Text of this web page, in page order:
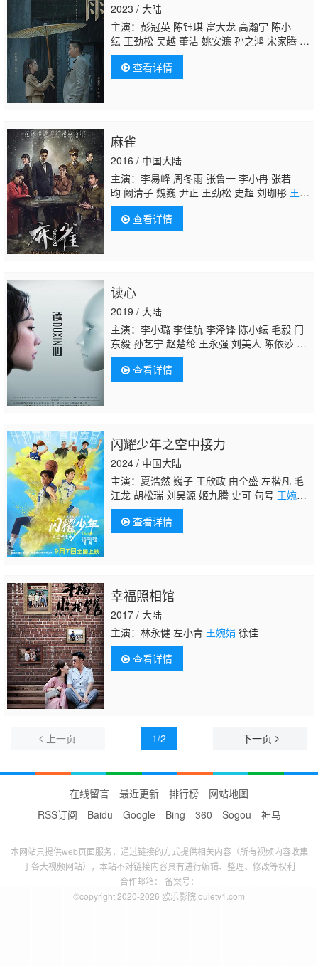
2023 / 大陆
主演：彭冠英 陈钰琪 富大龙 高瀚宇 陈小
纭 王劲松 吴越 董洁 姚安濂 孙之鸿 宋家腾 何
明翰 王远达王婉娟
查看详情
麻雀
2016 / 中国大陆
主演：李易峰 周冬雨 张鲁一 李小冉 张若
昀 阚清子 魏巍 尹正 王劲松 史超 刘珈彤 王婉
娟吴云飞
查看详情
读心
2019 / 大陆
主演：李小璐 李佳航 李泽锋 陈小纭 毛毅 门
东毅 孙艺宁 赵楚纶 王永强 刘美人 陈依莎 梁
丹妮 黄俊鹏 肖天 王文绮
荣 尹航 罗漩 孙率航 沈丹萍 陶珞依 吴铁良 陶
玲 高郡海 赵震宇 安宇 吴雯璇 卢雨洁 周帅 卓
查看详情
闪耀少年之空中接力
2024 / 中国大陆
主演：夏浩然 巍子 王欣政 由全盛 左楷凡 毛
江龙 胡松瑞 刘昊源 姬九腾 史可 句号 王婉
娟姬晨牧
查看详情
幸福照相馆
2017 / 大陆
主演：林永健 左小青 王婉娟 徐佳
查看详情
上一页 1/2 下一页
在线留言 最近更新 排行榜
网站地图
RSS订阅
Baidu Google Bing 360 Sogou 神马
本网站只提供web页面服务，通过链接的方式提供相关内容（所有视频内容收集
于各大视频网站），本站不对链接内容具有进行编辑、整理、修改等权利
合作邮箱： 备案号：
©copyright 2020-2026 欧乐影院 ouletv1.com